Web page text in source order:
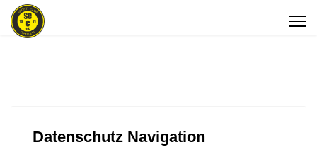
Datenschutz Navigation